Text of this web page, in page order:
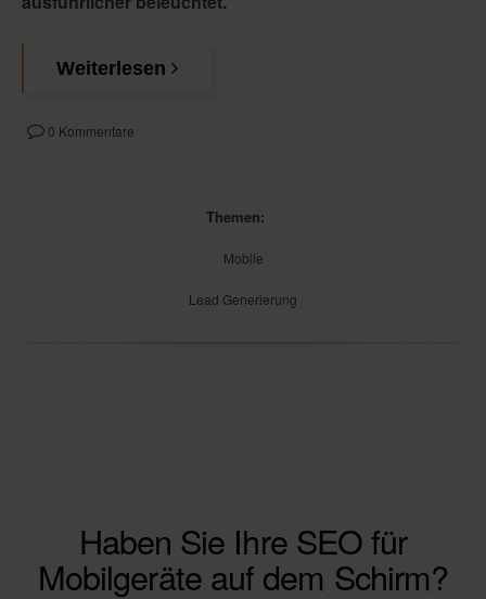
Weiterlesen
0 Kommentare
Themen:
Mobile
Lead Generierung
Haben Sie Ihre SEO für
Mobilgeräte auf dem Schirm?